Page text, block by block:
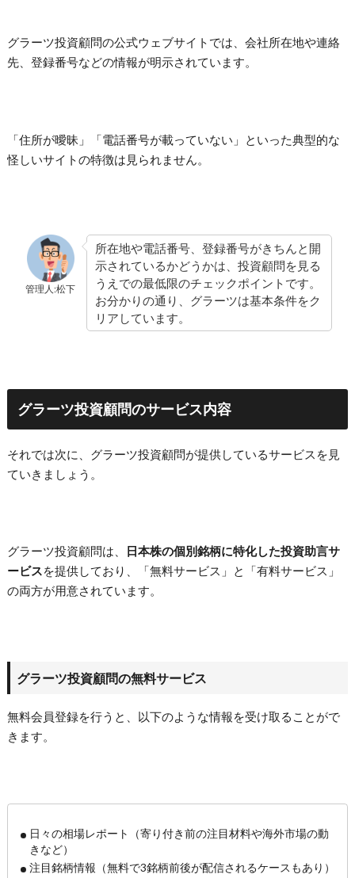
グラーツ投資顧問の公式ウェブサイトでは、会社所在地や連絡
先、登録番号などの情報が明示されています。
「住所が曖昧」「電話番号が載っていない」といった典型的な
怪しいサイトの特徴は見られません。
管理人:松下
所在地や電話番号、登録番号がきちんと開
示されているかどうかは、投資顧問を見る
うえでの最低限のチェックポイントです。
お分かりの通り、グラーツは基本条件をク
リアしています。
グラーツ投資顧問のサービス内容
それでは次に、グラーツ投資顧問が提供しているサービスを見
ていきましょう。
グラーツ投資顧問は、
日本株の個別銘柄に特化した投資助言サ
ービスを提供しており、「無料サービス」と「有料サービス」
の両方が用意されています。
グラーツ投資顧問の無料サービス
無料会員登録を行うと、以下のような情報を受け取ることがで
きます。
日々の相場レポート（寄り付き前の注目材料や海外市場の動
きなど）
注目銘柄情報（無料で3銘柄前後が配信されるケースもあり）